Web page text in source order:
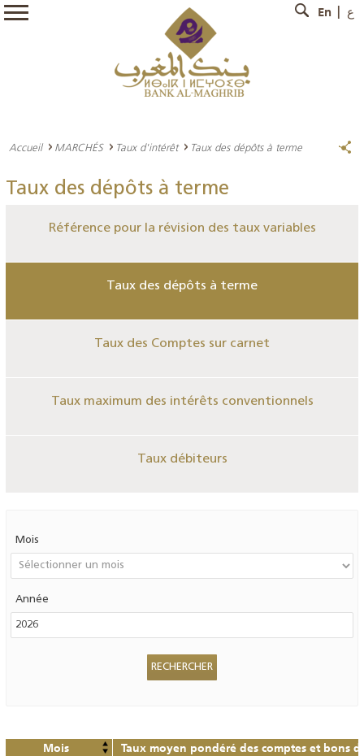
En ع
Accueil MARCHÉS Taux d'intérêt Taux des dépôts à terme
Taux des dépôts à terme
Référence pour la révision des taux variables
Taux des dépôts à terme
Taux des Comptes sur carnet
Taux maximum des intérêts conventionnels
Taux débiteurs
Mois
Année
Mois Taux moyen pondéré des comptes et bons